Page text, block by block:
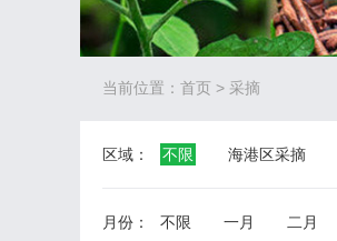
当前位置： 首页 > 采摘
区域： 不限 海港区采摘
月份： 不限 一月 二月